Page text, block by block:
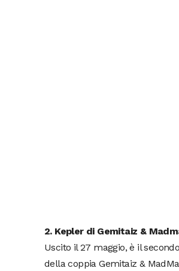
2. Kepler di Gemitaiz &
Uscito il 27 maggio, è il
della coppia Gemitaiz &